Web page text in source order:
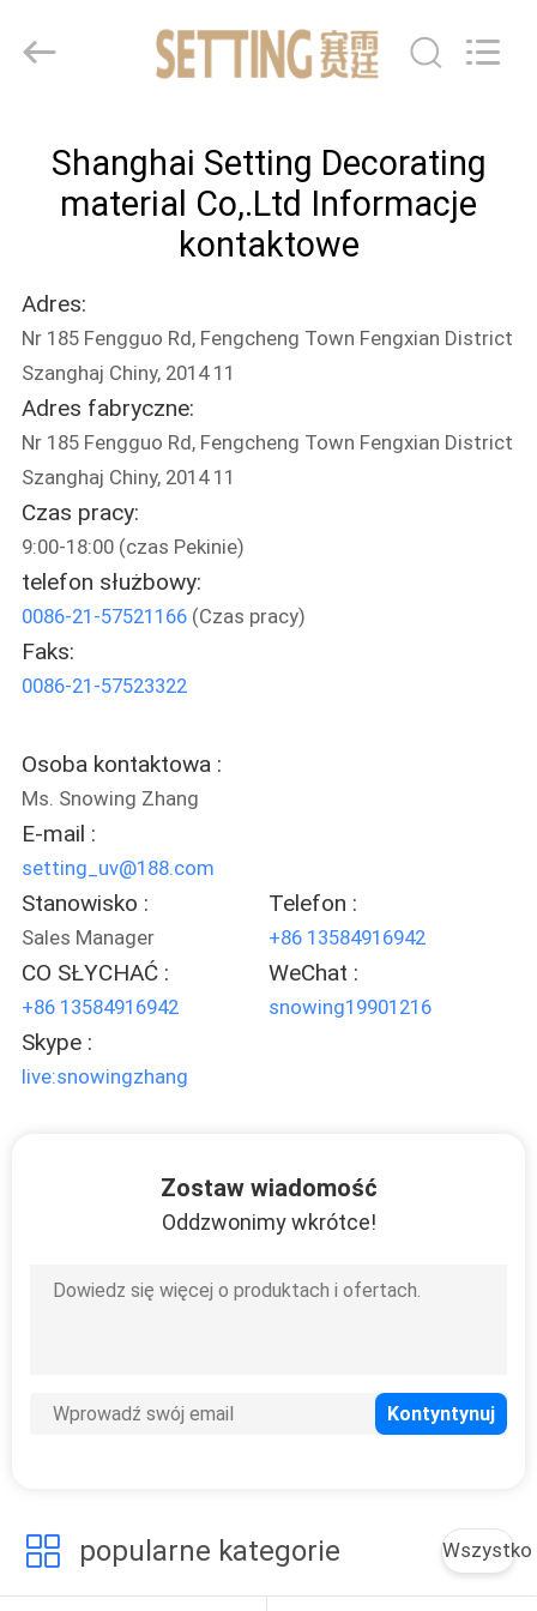
PRODUKTY
NAS
WYCIECZKA
PO
FABRYCE
SKONTAKTUJ
SIĘ
NAMI
AKTUALNOŚCI
SPRAWY
POPROSIĆ
O
WYCENĘ
SITEMAP
Setting
Decorating
Shanghai Setting Decorating
material Co,.Ltd Informacje
kontaktowe
Adres:
Nr 185 Fengguo Rd, Fengcheng Town Fengxian District
Szanghaj Chiny, 2014 11
Adres fabryczne:
Nr 185 Fengguo Rd, Fengcheng Town Fengxian District
Szanghaj Chiny, 2014 11
Czas pracy:
9:00-18:00 (czas Pekinie)
telefon służbowy:
0086-21-57521166(Czas pracy)
Faks:
0086-21-57523322
Osoba kontaktowa :
Ms. Snowing Zhang
E-mail :
setting_uv@188.com
Stanowisko :
Sales Manager
Telefon :
+86 13584916942
CO SŁYCHAĆ :
+86 13584916942
WeChat :
snowing19901216
Skype :
live:snowingzhang
Zostaw wiadomość
Oddzwonimy wkrótce!
popularne kategorie Wszystko